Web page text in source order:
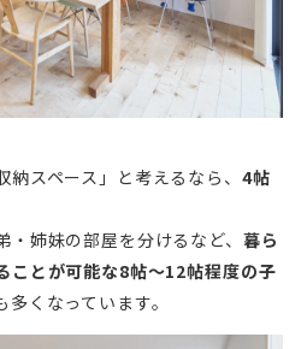
納スペース」と考えるなら、 4帖
姉妹の部屋を分けるなど、 暮ら
ことが可能な8帖～12帖程度の子
くなっています。